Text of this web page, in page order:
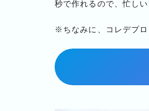
秒で作れるので、忙し
※ちなみに、コレデプロ